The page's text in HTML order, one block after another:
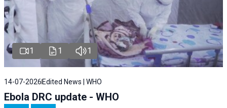
1 1 1
14-07-2026 Edited News | WHO
Ebola DRC update - WHO